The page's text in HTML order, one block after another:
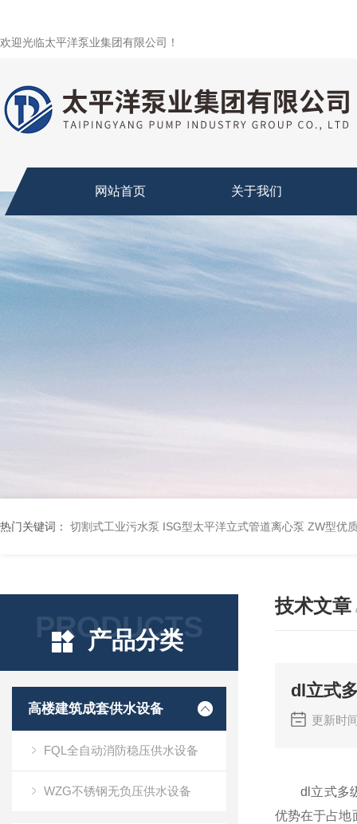
欢迎光临太平洋泵业集团有限公司！
网站首页 关于我们
热门关键词： 切割式工业污水泵 ISG型太平洋立式管道离心泵 ZW型优
PRODUCTS
产品分类
高楼建筑成套供水设备
FQL全自动消防稳压供水设备
WZG不锈钢无负压供水设备
技术文章
dl立式
更新时
dl立式多级
优势在于占地